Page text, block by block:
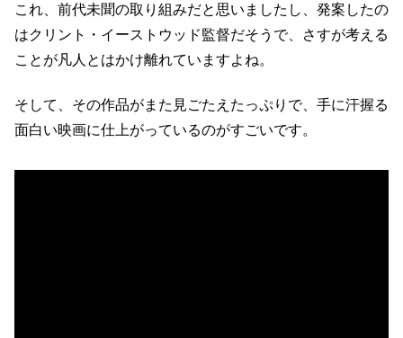
これ、前代未聞の取り組みだと思いましたし、発案したの
はクリント・イーストウッド監督だそうで、さすが考える
ことが凡人とはかけ離れていますよね。
そして、その作品がまた見ごたえたっぷりで、手に汗握る
面白い映画に仕上がっているのがすごいです。